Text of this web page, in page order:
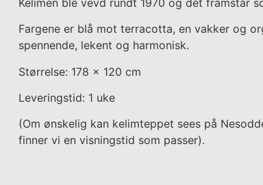
Fargene er blå mot terracotta, en vakker og
spennende, lekent og harmonisk.
Størrelse: 178 x 120 cm
Leveringstid: 1 uke
(Om ønskelig kan kelimteppet sees på
finner vi en visningstid som passer).